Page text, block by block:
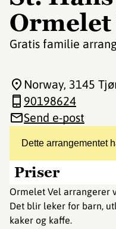
Gratis familie
Dette arrangementet
Priser
Ormelet Vel arrangerer
Det blir leker for barn,
kaker og kaffe.
Norway, 3145
90198624
Send e-post